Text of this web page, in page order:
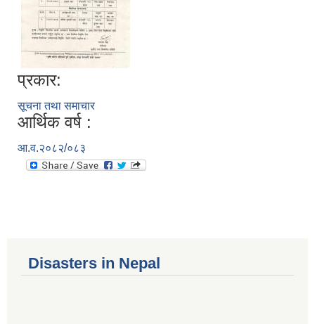
प्रकार:
सूचना तथा समाचार
आर्थिक वर्ष :
आ.व.२०८२/०८३
Disasters in Nepal